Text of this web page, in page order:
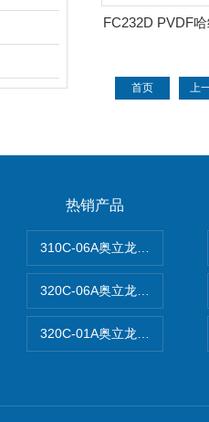
FC232D PVDF
首页 上
热销产品
310C-06A奥立龙实验室台式
320C-06A奥立龙实验室便携
320C-01A奥立龙实验室便携